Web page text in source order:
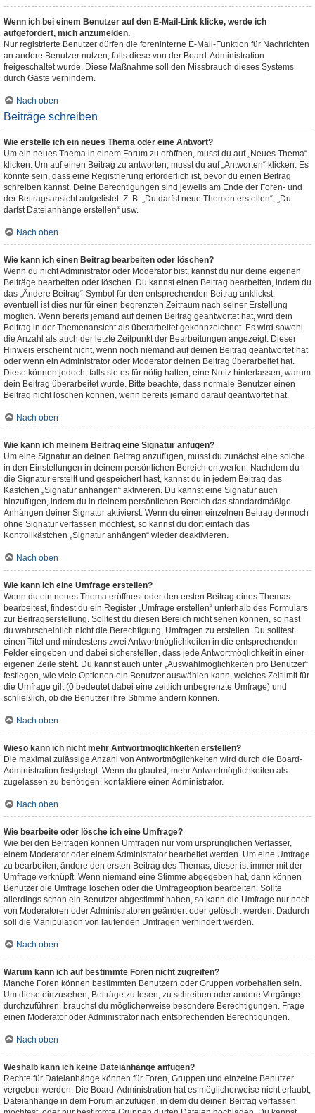
Wenn ich bei einem Benutzer auf den E-Mail-Link klicke, werde ich
aufgefordert, mich anzumelden.
Nur registrierte Benutzer dürfen die foreninterne E-Mail-Funktion für Nachrichten
an andere Benutzer nutzen, falls diese von der Board-Administration
freigeschaltet wurde. Diese Maßnahme soll den Missbrauch dieses Systems
durch Gäste verhindern.
Nach oben
Beiträge schreiben
Wie erstelle ich ein neues Thema oder eine Antwort?
Um ein neues Thema in einem Forum zu eröffnen, musst du auf „Neues Thema“
klicken. Um auf einen Beitrag zu antworten, musst du auf „Antworten“ klicken. Es
könnte sein, dass eine Registrierung erforderlich ist, bevor du einen Beitrag
schreiben kannst. Deine Berechtigungen sind jeweils am Ende der Foren- und
der Beitragsansicht aufgelistet. Z. B. „Du darfst neue Themen erstellen“, „Du
darfst Dateianhänge erstellen“ usw.
Nach oben
Wie kann ich einen Beitrag bearbeiten oder löschen?
Wenn du nicht Administrator oder Moderator bist, kannst du nur deine eigenen
Beiträge bearbeiten oder löschen. Du kannst einen Beitrag bearbeiten, indem du
das „Ändere Beitrag“-Symbol für den entsprechenden Beitrag anklickst;
eventuell ist dies nur für einen begrenzten Zeitraum nach seiner Erstellung
möglich. Wenn bereits jemand auf deinen Beitrag geantwortet hat, wird dein
Beitrag in der Themenansicht als überarbeitet gekennzeichnet. Es wird sowohl
die Anzahl als auch der letzte Zeitpunkt der Bearbeitungen angezeigt. Dieser
Hinweis erscheint nicht, wenn noch niemand auf deinen Beitrag geantwortet hat
oder wenn ein Administrator oder Moderator deinen Beitrag überarbeitet hat.
Diese können jedoch, falls sie es für nötig halten, eine Notiz hinterlassen, warum
dein Beitrag überarbeitet wurde. Bitte beachte, dass normale Benutzer einen
Beitrag nicht löschen können, wenn bereits jemand darauf geantwortet hat.
Nach oben
Wie kann ich meinem Beitrag eine Signatur anfügen?
Um eine Signatur an deinen Beitrag anzufügen, musst du zunächst eine solche
in den Einstellungen in deinem persönlichen Bereich entwerfen. Nachdem du
die Signatur erstellt und gespeichert hast, kannst du in jedem Beitrag das
Kästchen „Signatur anhängen“ aktivieren. Du kannst eine Signatur auch
hinzufügen, indem du in deinem persönlichen Bereich das standardmäßige
Anhängen deiner Signatur aktivierst. Wenn du einen einzelnen Beitrag dennoch
ohne Signatur verfassen möchtest, so kannst du dort einfach das
Kontrollkästchen „Signatur anhängen“ wieder deaktivieren.
Nach oben
Wie kann ich eine Umfrage erstellen?
Wenn du ein neues Thema eröffnest oder den ersten Beitrag eines Themas
bearbeitest, findest du ein Register „Umfrage erstellen“ unterhalb des Formulars
zur Beitragserstellung. Solltest du diesen Bereich nicht sehen können, so hast
du wahrscheinlich nicht die Berechtigung, Umfragen zu erstellen. Du solltest
einen Titel und mindestens zwei Antwortmöglichkeiten in die entsprechenden
Felder eingeben und dabei sicherstellen, dass jede Antwortmöglichkeit in einer
eigenen Zeile steht. Du kannst auch unter „Auswahlmöglichkeiten pro Benutzer“
festlegen, wie viele Optionen ein Benutzer auswählen kann, welches Zeitlimit für
die Umfrage gilt (0 bedeutet dabei eine zeitlich unbegrenzte Umfrage) und
schließlich, ob die Benutzer ihre Stimme ändern können.
Nach oben
Wieso kann ich nicht mehr Antwortmöglichkeiten erstellen?
Die maximal zulässige Anzahl von Antwortmöglichkeiten wird durch die Board-
Administration festgelegt. Wenn du glaubst, mehr Antwortmöglichkeiten als
zugelassen zu benötigen, kontaktiere einen Administrator.
Nach oben
Wie bearbeite oder lösche ich eine Umfrage?
Wie bei den Beiträgen können Umfragen nur vom ursprünglichen Verfasser,
einem Moderator oder einem Administrator bearbeitet werden. Um eine Umfrage
zu bearbeiten, ändere den ersten Beitrag des Themas; dieser ist immer mit der
Umfrage verknüpft. Wenn niemand eine Stimme abgegeben hat, dann können
Benutzer die Umfrage löschen oder die Umfrageoption bearbeiten. Sollte
allerdings schon ein Benutzer abgestimmt haben, so kann die Umfrage nur noch
von Moderatoren oder Administratoren geändert oder gelöscht werden. Dadurch
soll die Manipulation von laufenden Umfragen verhindert werden.
Nach oben
Warum kann ich auf bestimmte Foren nicht zugreifen?
Manche Foren können bestimmten Benutzern oder Gruppen vorbehalten sein.
Um diese einzusehen, Beiträge zu lesen, zu schreiben oder andere Vorgänge
durchzuführen, brauchst du möglicherweise besondere Berechtigungen. Frage
einen Moderator oder Administrator nach entsprechenden Berechtigungen.
Nach oben
Weshalb kann ich keine Dateianhänge anfügen?
Rechte für Dateianhänge können für Foren, Gruppen und einzelne Benutzer
vergeben werden. Die Board-Administration hat es möglicherweise nicht erlaubt,
Dateianhänge in dem Forum anzufügen, in dem du deinen Beitrag verfassen